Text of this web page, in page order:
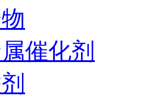
催化剂